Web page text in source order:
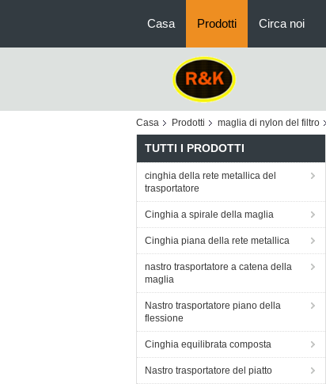
Casa Prodotti Circa noi
Casa Prodotti maglia di nylon del filtro
TUTTI I PRODOTTI
cinghia della rete metallica del
trasportatore
Cinghia a spirale della maglia
Cinghia piana della rete metallica
nastro trasportatore a catena della
maglia
Nastro trasportatore piano della
flessione
Cinghia equilibrata composta
Nastro trasportatore del piatto